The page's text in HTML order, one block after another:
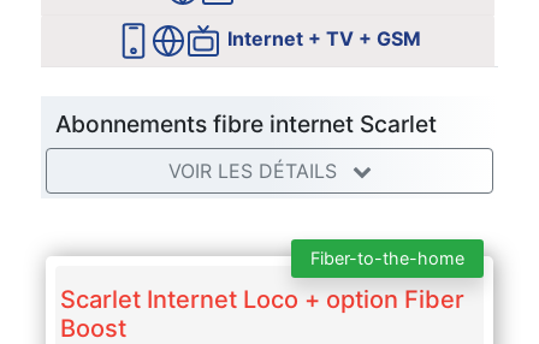
Internet + TV + GSM
Abonnements fibre internet Scarlet
VOIR LES DÉTAILS
Fiber-to-the-home
Scarlet Internet Loco + option Fiber
Boost